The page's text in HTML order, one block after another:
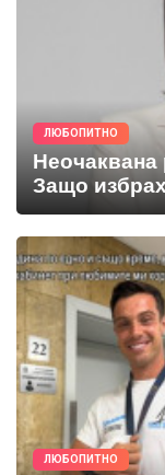
ЛЮБОПИТНО
Защо
ЛЮБОПИТНО